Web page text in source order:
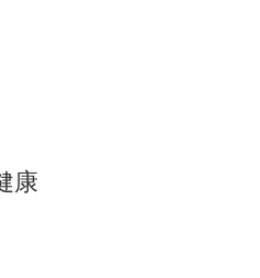
諸原則｣を決定
て完成した
国議会に提出され、
により、
康